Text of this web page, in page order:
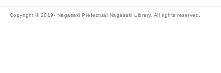
Copyright © 2019- Nagasaki Prefectual Nagasaki Library. All rights reserved.